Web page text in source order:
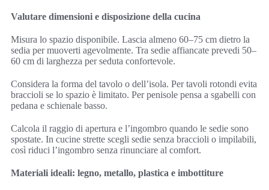
Valutare dimensioni e disposizione della cucina
Misura lo spazio disponibile. Lascia almeno 60–75 cm dietro la
sedia per muoverti agevolmente. Tra sedie affiancate prevedi 50–
60 cm di larghezza per seduta confortevole.
Considera la forma del tavolo o dell’isola. Per tavoli rotondi evita
braccioli se lo spazio è limitato. Per penisole pensa a sgabelli con
pedana e schienale basso.
Calcola il raggio di apertura e l’ingombro quando le sedie sono
spostate. In cucine strette scegli sedie senza braccioli o impilabili,
così riduci l’ingombro senza rinunciare al comfort.
Materiali ideali: legno, metallo, plastica e imbottiture